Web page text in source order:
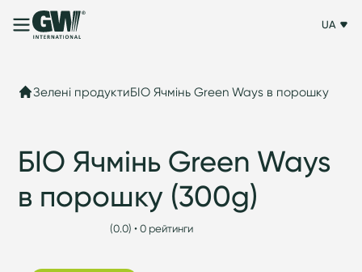
UA
Зелені продуктиБIO Ячмінь Green Ways в порошку
БIO Ячмінь Green Ways
в порошку (300g)
(0.0) • 0 рейтинги